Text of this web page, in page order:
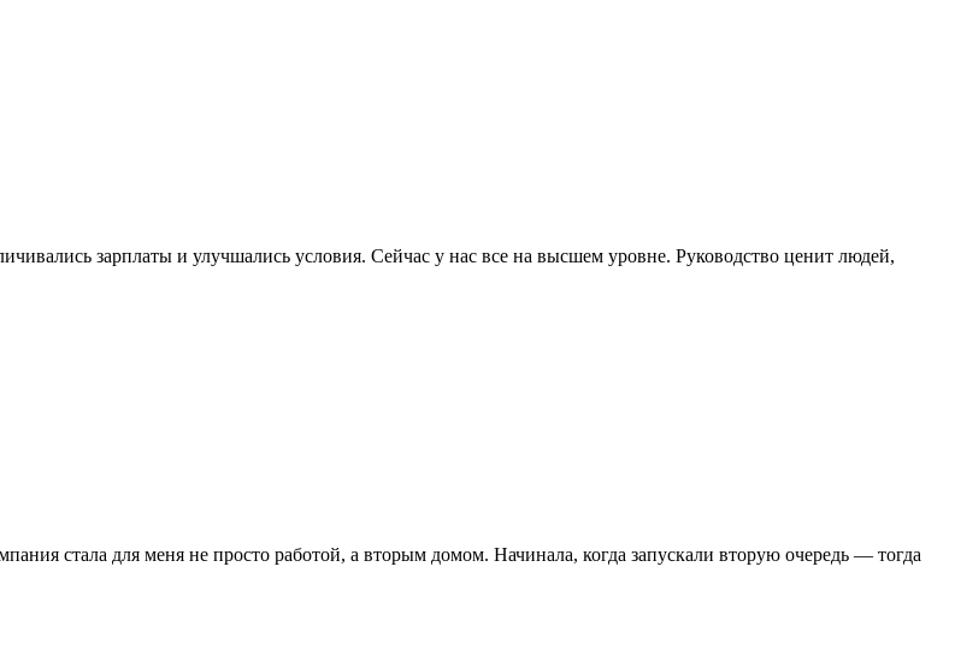
зарплаты и улучшались условия. Сейчас у нас все на высшем уровне. Руководство ценит людей,
стала для меня не просто работой, а вторым домом. Начинала, когда запускали вторую очередь — тогда